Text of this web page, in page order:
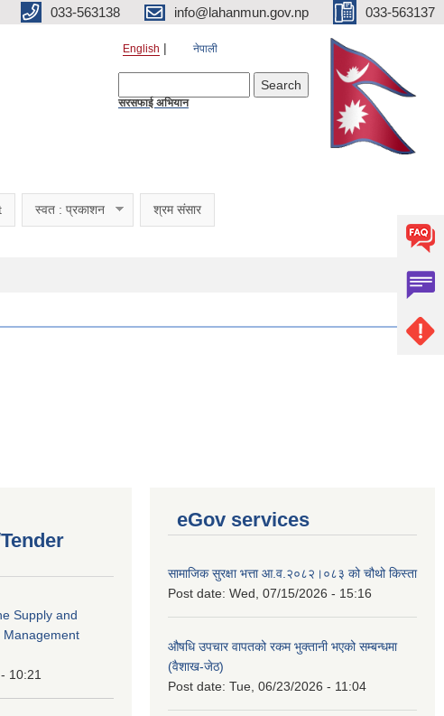
033-563138 info@lahanmun.gov.np 033-563137
English नेपाली
सरसफाई अभियान
स्वत : प्रकाशन श्रम संसार
Supply and
Management
10:21
eGov services
सामाजिक सुरक्षा भत्ता आ.व.२०८२।०८३ को चौथो किस्ता
Post date: Wed, 07/15/2026 - 15:16
औषधि उपचार वापतको रकम भुक्तानी भएको सम्बन्धमा
(वैशाख-जेठ)
Post date: Tue, 06/23/2026 - 11:04